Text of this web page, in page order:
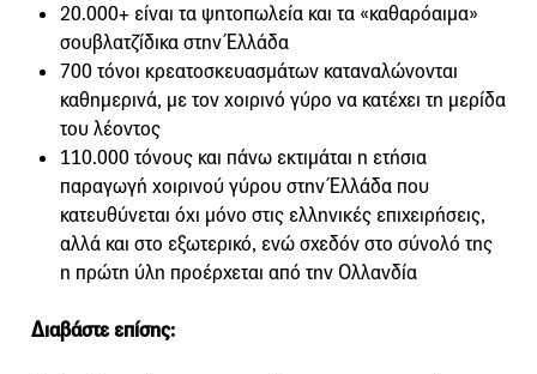
20.000+ είναι τα ψητοπωλεία και τα «καθαρόαιμα»
σουβλατζίδικα στην Έλλάδα
700 τόνοι κρεατοσκευασμάτων καταναλώνονται
καθημερινά, με τον χοιρινό γύρο να κατέχει τη μερίδα
του λέοντος
110.000 τόνους και πάνω εκτιμάται η ετήσια
παραγωγή χοιρινού γύρου στην Έλλάδα που
κατευθύνεται όχι μόνο στις ελληνικές επιχειρήσεις,
αλλά και στο εξωτερικό, ενώ σχεδόν στο σύνολό της
η πρώτη ύλη προέρχεται από την Ολλανδία
Διαβάστε επίσης: